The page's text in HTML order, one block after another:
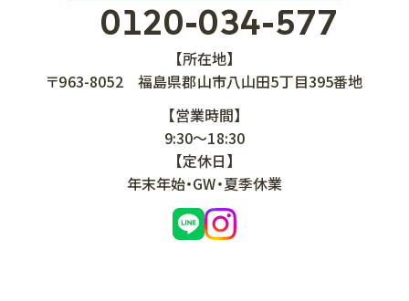
0120-034-577
【所在地】
〒963-8052
福島県郡山市八山田5丁目395番地
【営業時間】
9:30～18:30
【定休日】
年末年始・GW・夏季休業